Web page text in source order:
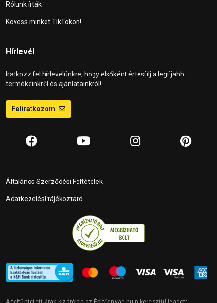
Rólunk írták
Kövess minket TikTokon!
Hírlevél
Iratkozz fel hírlevelünkre, hogy elsőként értesülj a legújabb
termékeinkről és ajánlatainkról!
Feliratkozom
Általános Szerződési Feltételek
Adatkezelési tájékoztató
A feltüntetett árak kizárólag az Építőanyag.hu-n keresztül leadott